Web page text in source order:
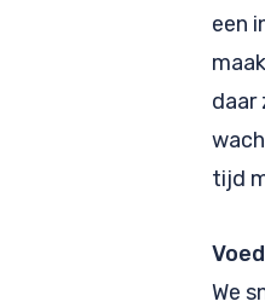
een
daar
tijd
We